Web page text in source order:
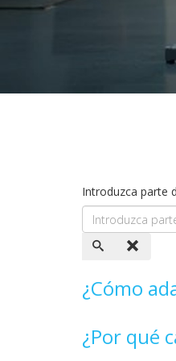
Introduzca parte
¿Cómo
¿Por qué